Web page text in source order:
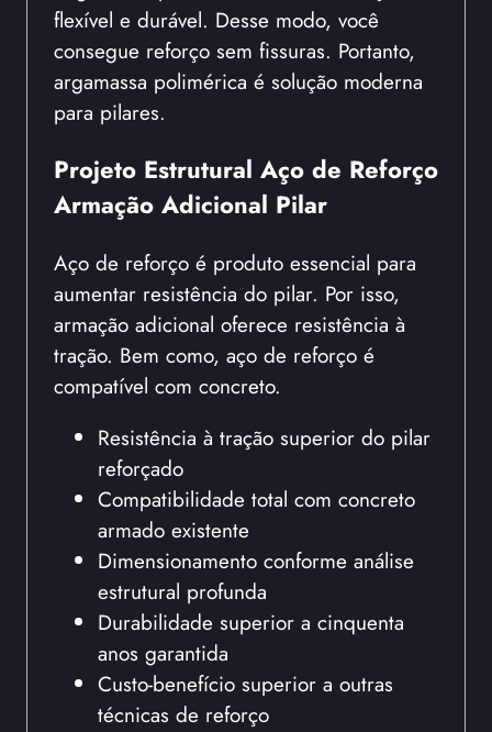
flexível e durável. Desse modo, você
consegue reforço sem fissuras. Portanto,
argamassa polimérica é solução moderna
para pilares.
Projeto Estrutural Aço de Reforço
Armação Adicional Pilar
Aço de reforço é produto essencial para
aumentar resistência do pilar. Por isso,
armação adicional oferece resistência à
tração. Bem como, aço de reforço é
compatível com concreto.
Resistência à tração superior do pilar
reforçado
Compatibilidade total com concreto
armado existente
Dimensionamento conforme análise
estrutural profunda
Durabilidade superior a cinquenta
anos garantida
Custo-benefício superior a outras
técnicas de reforço